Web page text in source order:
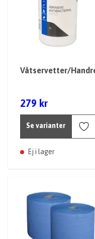
Våtservetter/
279 kr
Se varianter
Ej i lager